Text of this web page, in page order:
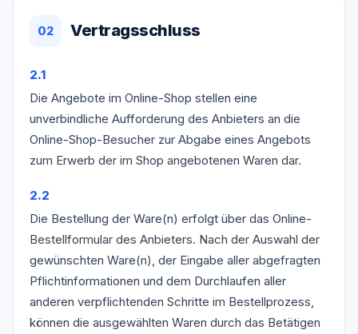
02 Vertragsschluss
2.1
Die Angebote im Online-Shop stellen eine
unverbindliche Aufforderung des Anbieters an die
Online-Shop-Besucher zur Abgabe eines Angebots
zum Erwerb der im Shop angebotenen Waren dar.
2.2
Die Bestellung der Ware(n) erfolgt über das Online-
Bestellformular des Anbieters. Nach der Auswahl der
gewünschten Ware(n), der Eingabe aller abgefragten
Pflichtinformationen und dem Durchlaufen aller
anderen verpflichtenden Schritte im Bestellprozess,
können die ausgewählten Waren durch das Betätigen